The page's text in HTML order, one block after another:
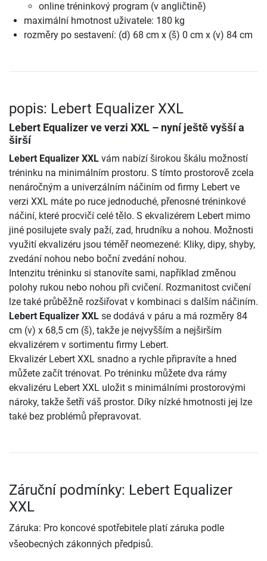
online tréninkový program (v angličtině)
maximální hmotnost uživatele: 180 kg
rozměry po sestavení: (d) 68 cm x (š) 0 cm x (v) 84 cm
popis: Lebert Equalizer XXL
Lebert Equalizer ve verzi XXL – nyní ještě vyšší a
širší
Lebert Equalizer XXL vám nabízí širokou škálu možností
tréninku na minimálním prostoru. S tímto prostorově zcela
nenáročným a univerzálním náčiním od firmy Lebert ve
verzi XXL máte po ruce jednoduché, přenosné tréninkové
náčiní, které procvičí celé tělo. S ekvalizérem Lebert mimo
jiné posilujete svaly paží, zad, hrudníku a nohou. Možnosti
využití ekvalizéru jsou téměř neomezené: Kliky, dipy, shyby,
zvedání nohou nebo boční zvedání nohou.
Intenzitu tréninku si stanovíte sami, například změnou
polohy rukou nebo nohou při cvičení. Rozmanitost cvičení
lze také průběžně rozšiřovat v kombinaci s dalším náčiním.
Lebert Equalizer XXL se dodává v páru a má rozměry 84
cm (v) x 68,5 cm (š), takže je nejvyšším a nejširším
ekvalizérem v sortimentu firmy Lebert.
Ekvalizér Lebert XXL snadno a rychle připravíte a hned
můžete začít trénovat. Po tréninku můžete dva rámy
ekvalizéru Lebert XXL uložit s minimálními prostorovými
nároky, takže šetří váš prostor. Díky nízké hmotnosti jej lze
také bez problémů přepravovat.
Záruční podmínky: Lebert Equalizer
XXL
Záruka: Pro koncové spotřebitele platí záruka podle
všeobecných zákonných předpisů.